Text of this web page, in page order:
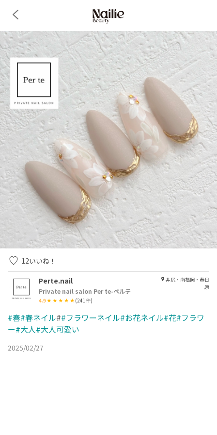
12いいね！
Perte.nail
Private nail salon Per te-ペルテ
4.9 (241件)
井尻・南福岡・春日
原
#春#春ネイル##フラワーネイル#お花ネイル#花#フラワ
ー#大人#大人可愛い
2025/02/27